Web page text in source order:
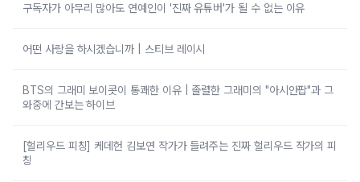
구독자가 아무리 많아도 연예인이 '진짜 유튜버'가 될 수 없는 이유
어떤 사랑을 하시겠습니까 | 스티브 레이시
BTS의 그래미 보이콧이 통쾌한 이유 | 졸렬한 그래미의 "아시안팝"과 그
와중에 간보는 하이브
[헐리우드 피칭] 케데헌 김보연 작가가 들려주는 진짜 헐리우드 작가의 피
칭